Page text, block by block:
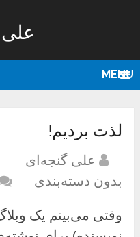
MENU
لذت بردیم!
علی گنجه‌ای
بدون دسته‌بندی
وقتی می‌بینم یک